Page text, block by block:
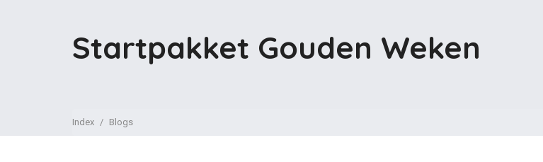
Startpakket Gouden Weken
Index Blogs